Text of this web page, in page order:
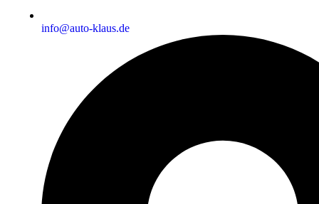
info@auto-klaus.de